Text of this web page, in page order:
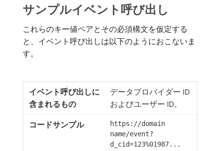
サンプルイベント呼び出し
これらのキー値ペアとその必須構文を仮定する
と、イベント呼び出しは以下のようにおこないま
す。
データプロバイダー ID
およびユーザー ID。
https://domain
name/event?
d_cid=123%01987...